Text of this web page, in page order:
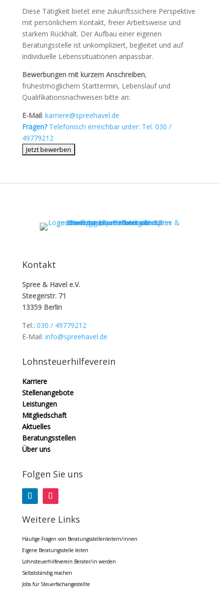
Diese Tätigkeit bietet eine zukunftssichere Perspektive
mit persönlichem Kontakt, freier Arbeitsweise und
starkem Rückhalt. Der Aufbau einer eigenen
Beratungsstelle ist unkompliziert, begleitet und auf
individuelle Lebenssituationen anpassbar.
Bewerbungen mit kurzem Anschreiben,
frühestmöglichem Starttermin, Lebenslauf und
Qualifikationsnachweisen bitte an:
E-Mail: karriere@spreehavel.de
Fragen?Telefonisch erreichbar unter: Tel. 030 /
49779212
Kontakt
Spree & Havel e.V.
Steegerstr. 71
13359 Berlin
Tel.: 030 / 49779212
E-Mail: info@spreehavel.de
Lohnsteuerhilfeverein
Karriere
Stellenangebote
Leistungen
Mitgliedschaft
Aktuelles
Beratungsstellen
Über uns
Folgen Sie uns
Weitere Links
Häufige Fragen von Beratungsstellenleitern/innen
Eigene Beratungsstelle leiten
Lohnsteuerhilfeverein Berater/in werden
Selbstständig machen
Jobs für Steuerfachangestellte